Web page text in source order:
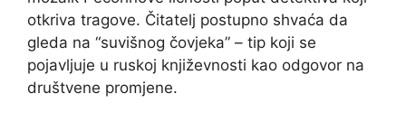
otkriva tragove. Čitatelj postupno shvaća da
gleda na “suvišnog čovjeka” – tip koji se
pojavljuje u ruskoj književnosti kao odgovor na
društvene promjene.